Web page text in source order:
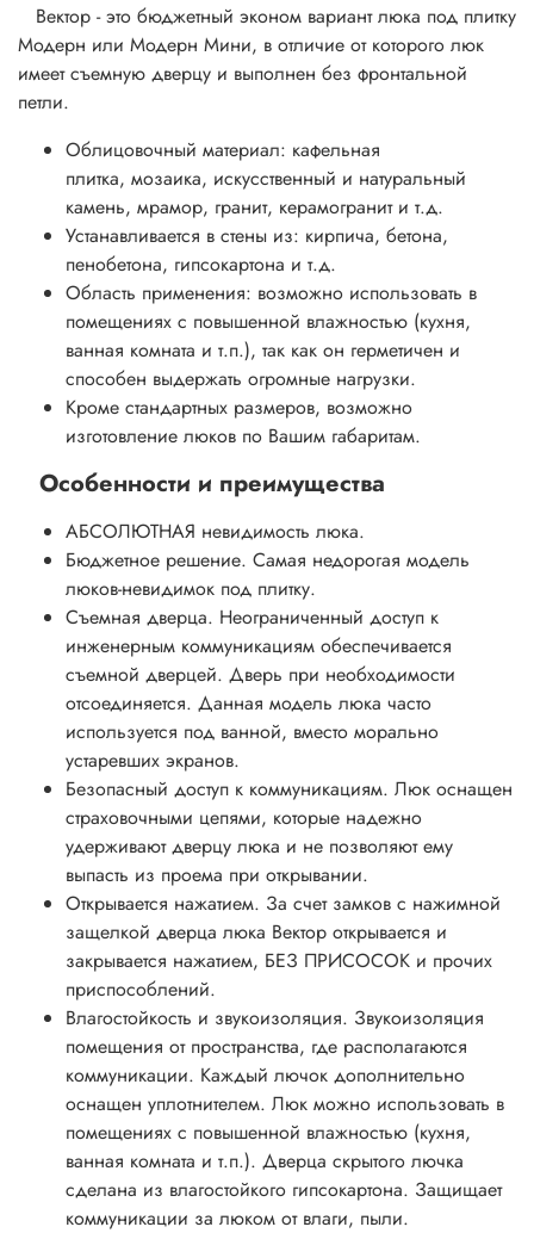
Вектор - это бюджетный эконом вариант люка под плитку
Модерн или Модерн Мини, в отличие от которого люк
имеет съемную дверцу и выполнен без фронтальной
петли.
Облицовочный материал: кафельная
плитка, мозаика, искусственный и натуральный
камень, мрамор, гранит, керамогранит и т.д.
Устанавливается в стены из: кирпича, бетона,
пенобетона, гипсокартона и т.д.
Область применения: возможно использовать в
помещениях с повышенной влажностью (кухня,
ванная комната и т.п.), так как он герметичен и
способен выдержать огромные нагрузки.
Кроме стандартных размеров, возможно
изготовление люков по Вашим габаритам.
Особенности и преимущества
АБСОЛЮТНАЯ невидимость люка.
Бюджетное решение. Самая недорогая модель
люков-невидимок под плитку.
Съемная дверца. Неограниченный доступ к
инженерным коммуникациям обеспечивается
съемной дверцей. Дверь при необходимости
отсоединяется. Данная модель люка часто
используется под ванной, вместо морально
устаревших экранов.
Безопасный доступ к коммуникациям. Люк оснащен
страховочными цепями, которые надежно
удерживают дверцу люка и не позволяют ему
выпасть из проема при открывании.
Открывается нажатием. За счет замков с нажимной
защелкой дверца люка Вектор открывается и
закрывается нажатием, БЕЗ ПРИСОСОК и прочих
приспособлений.
Влагостойкость и звукоизоляция. Звукоизоляция
помещения от пространства, где располагаются
коммуникации. Каждый лючок дополнительно
оснащен уплотнителем. Люк можно использовать в
помещениях с повышенной влажностью (кухня,
ванная комната и т.п.). Дверца скрытого лючка
сделана из влагостойкого гипсокартона. Защищает
коммуникации за люком от влаги, пыли.